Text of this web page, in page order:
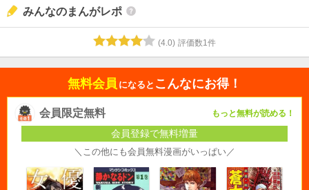
みんなのまんがレポ
(4.0) 評価数1件
無料会員 になると こんなにお得！
会員限定無料 もっと無料が読める！
会員登録で無料増量
＼この他にも会員無料漫画がいっぱい／